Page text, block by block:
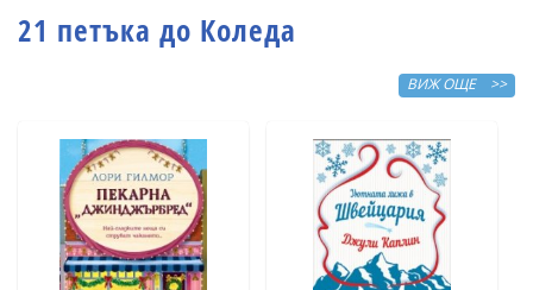
21 петъка до Коледа
ВИЖ ОЩЕ >>